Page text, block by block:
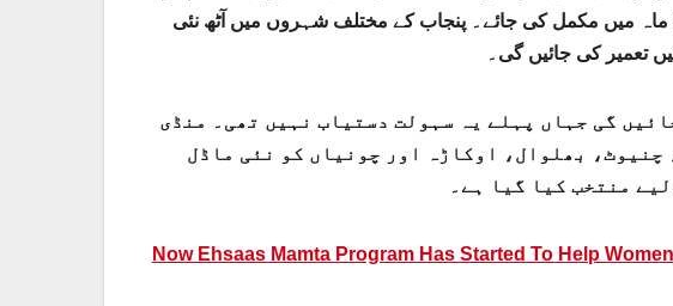
ہدایات دیتے ہوئے کہا کہ ماڈل مارکیٹوں کی تعمیر 6 ماہ میں مکمل کی جائے۔ پنجاب کے مختلف شہروں میں آٹھ نئی
تعمیر کی جائیں گی۔
گی جہاں پہلے یہ سہولت دستیاب نہیں تھی۔ منڈی
بھلوال، اوکاڑہ اور چونیاں کو نئی ماڈل
منتخب کیا گیا ہے۔
Now Ehsaas Mamta Program Has Started To Help Women